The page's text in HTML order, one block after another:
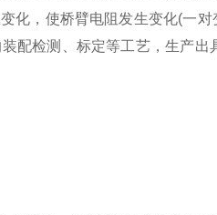
化，使桥臂电阻发生变化(一
配检测、标定等工艺，生产出